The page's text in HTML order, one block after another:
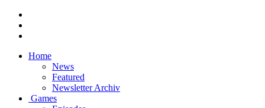
Home
News
Featured
Newsletter Archiv
Games